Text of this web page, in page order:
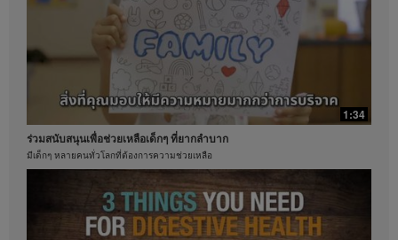
ในทำนองเดียวกัน คำยืนยันจากผู้ใช้จริงที่ระบุว่าสามารถ
ควบคุมน้ำหนักได้มากและ / หรืออย่างรวดเร็ว ไม่ถือว่า
เป็นปริมาณของน้ำหนักที่แต่ละบุคคลจะสามารถทำเช่น
เดียวกันได้ หรืออัตราในการควบคุมน้ำหนักที่บุคคลใด
บุคคลหนึ่งคาดหวังว่าจะทำได้ การควบคุมน้ำหนักของ
แต่ละบุคคลจะขึ้นอยู่กับการเผาผลาญพลังงานเฉพาะ
บุคคล พฤติกรรมการบริโภคและอาหารที่บริโภค น้ำหนัก
เริ่มต้น และรูปแบบการออกกำลังกาย ผู้บริโภคฟอร์มูล่า 1
วันละสองครั้งเพื่อเป็นส่วนหนึ่งของรูปแบบการดำเนิน
ชีวิตที่มีสุขภาพดี โดยทั่วไปสามารถคาดหวังที่จะสามารถ
ควบคุมน้ำหนัได้ประมาณ 0.5-1 ปอนด์ต่อสัปดาห์ ผู้เข้า
ร่วมในการศึกษา 12 สัปดาห์แบบไม่ทราบผลิตภัณฑ์ที่ใช้
ใช้ฟอร์มูล่า 1 สองครั้งต่อวัน (หนึ่งครั้งเพื่อเป็นอาหารมื้อ
หลักและอีกหนึ่งครั้งเพื่อเป็นอาหารว่าง) ร่วมกับการรับ
ประทานอาหารที่มีแคลอรี่ลดลง และตั้งเป้าหมายการออก
ชาคือหนึ่งในเครื่องดื่มที่ได้รับความนิยม
เฮอร์บาไลฟ์ใส่ใจด้านคุณภาพการสกัดชา
1:34
ร่วมสนับสนุนเพื่อช่วยเหลือเด็กๆ ที่ยากลำบาก
มีเด็กๆ หลายคนทั่วโลกที่ต้องการความช่วยเหลือ